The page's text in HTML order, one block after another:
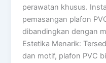
perawatan khusus.
pemasangan plafon
dibandingkan dengan
Estetika Menarik:
dan motif, plafon PVC